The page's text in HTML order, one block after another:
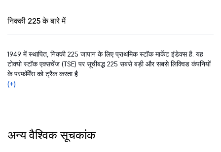
निक्की 225 के बारे में
1949 में स्थापित, निक्की 225 जापान के लिए प्राथमिक स्टॉक मार्केट इंडेक्स है. यह
टोक्यो स्टॉक एक्सचेंज (TSE) पर सूचीबद्ध 225 सबसे बड़ी और सबसे लिक्विड कंपनियों
के परफॉर्मेंस को ट्रैक करता है.
(+)
अन्य वैश्विक सूचकांक